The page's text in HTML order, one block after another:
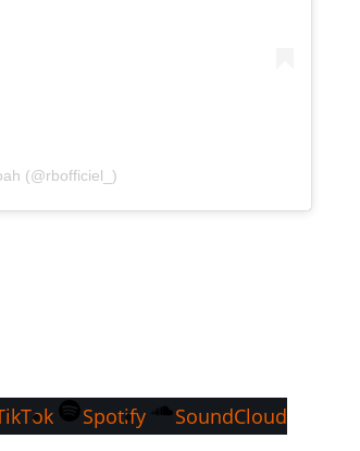
(@rbofficiel_)
Spotify SoundCloud